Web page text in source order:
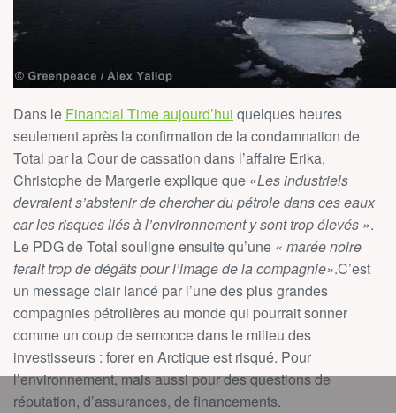
Dans le Financial Time aujourd’hui quelques heures
seulement après la confirmation de la condamnation de
Total par la Cour de cassation dans l’affaire Erika,
Christophe de Margerie explique que «Les industriels
devraient s’abstenir de chercher du pétrole dans ces eaux
car les risques liés à l’environnement y sont trop élevés ».
Le PDG de Total souligne ensuite qu’une « marée noire
ferait trop de dégâts pour l’image de la compagnie».C’est
un message clair lancé par l’une des plus grandes
compagnies pétrolières au monde qui pourrait sonner
comme un coup de semonce dans le milieu des
investisseurs : forer en Arctique est risqué. Pour
l’environnement, mais aussi pour des questions de
réputation, d’assurances, de financements.